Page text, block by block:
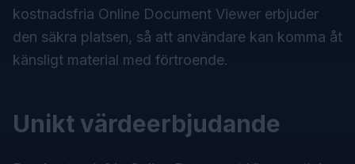
kostnadsfria Online Document Viewer erbjuder
den säkra platsen, så att användare kan komma åt
känsligt material med förtroende.
Unikt värdeerbjudande